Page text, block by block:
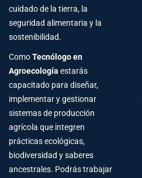
cuidado de la tierra, la
seguridad alimentaria y la
sostenibilidad.
ComoTecnólogo en
Agroecología estarás
capacitado para diseñar,
implementar y gestionar
sistemas de producción
agrícola que integren
prácticas ecológicas,
biodiversidad y saberes
ancestrales. Podrás trabajar